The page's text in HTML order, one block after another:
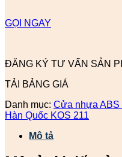
GỌI NGAY
ĐĂNG KÝ TƯ VẤN SẢN
TẢI BẢNG GIÁ
Danh mục: Cửa nhựa ABS
Hàn Quốc KOS 211
Mô tả